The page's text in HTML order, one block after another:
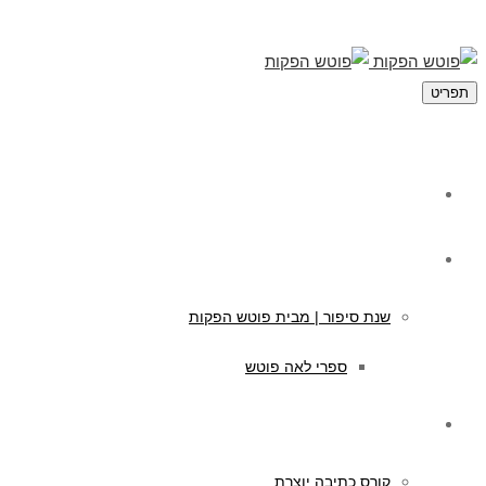
תפריט
שנת סיפור | מבית פוטש הפקות
ספרי לאה פוטש
קורס כתיבה יוצרת